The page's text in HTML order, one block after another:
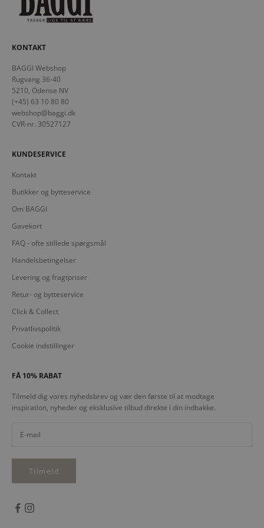
KONTAKT
BAGGI Webshop
Rugvang 36-40
5210, Odense NV
(+45) 63 10 80 80
webshop@baggi.dk
CVR-nr. 30527127
KUNDESERVICE
Kontakt
Butikker og bytteservice
Om BAGGI
Gavekort
FAQ - ofte stillede spørgsmål
Handelsbetingelser
Levering og fragtpriser
Retur- og bytteservice
Click & Collect
Privatlivspolitik
Cookie indstillinger
FÅ 10% RABAT
Tilmeld dig vores nyhedsbrev og vær den første til at modtage
inspiration, nyheder og eksklusive tilbud direkte i din indbakke.
Tilmeld